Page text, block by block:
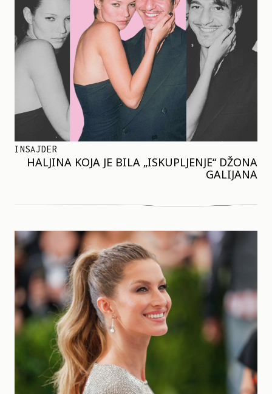
INSAJDER
HALJINA KOJA JE BILA „ISKUPLJENJE“ DŽONA
GALIJANA